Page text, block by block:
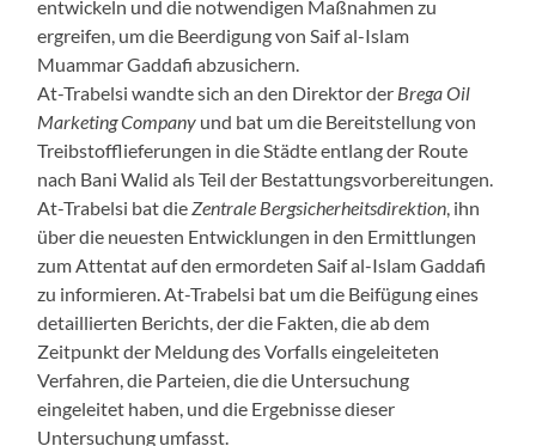
entwickeln und die notwendigen Maßnahmen zu
ergreifen, um die Beerdigung von Saif al-Islam
Muammar Gaddafi abzusichern.
At-Trabelsi wandte sich an den Direktor der Brega Oil
Marketing Company und bat um die Bereitstellung von
Treibstofflieferungen in die Städte entlang der Route
nach Bani Walid als Teil der Bestattungsvorbereitungen.
At-Trabelsi bat die Zentrale Bergsicherheitsdirektion , ihn
über die neuesten Entwicklungen in den Ermittlungen
zum Attentat auf den ermordeten Saif al-Islam Gaddafi
zu informieren. At-Trabelsi bat um die Beifügung eines
detaillierten Berichts, der die Fakten, die ab dem
Zeitpunkt der Meldung des Vorfalls eingeleiteten
Verfahren, die Parteien, die die Untersuchung
eingeleitet haben, und die Ergebnisse dieser
Untersuchung umfasst.